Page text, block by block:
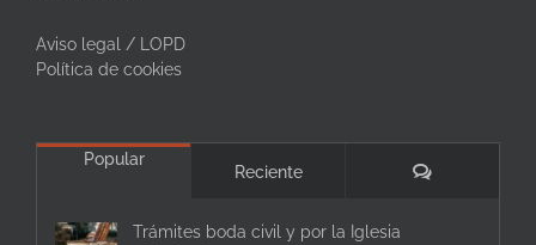
Aviso legal / LOPD
Política de cookies
Popular
Reciente Comentarios
Trámites boda civil y por la Iglesia